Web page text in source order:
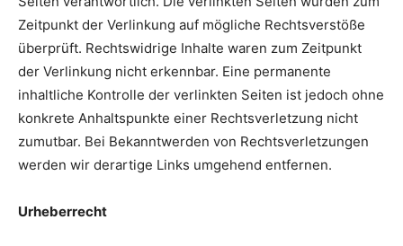
Zeitpunkt der Verlinkung auf mögliche Rechtsverstöße
überprüft. Rechtswidrige Inhalte waren zum Zeitpunkt
der Verlinkung nicht erkennbar. Eine permanente
inhaltliche Kontrolle der verlinkten Seiten ist jedoch ohne
konkrete Anhaltspunkte einer Rechtsverletzung nicht
zumutbar. Bei Bekanntwerden von Rechtsverletzungen
werden wir derartige Links umgehend entfernen.
Urheberrecht